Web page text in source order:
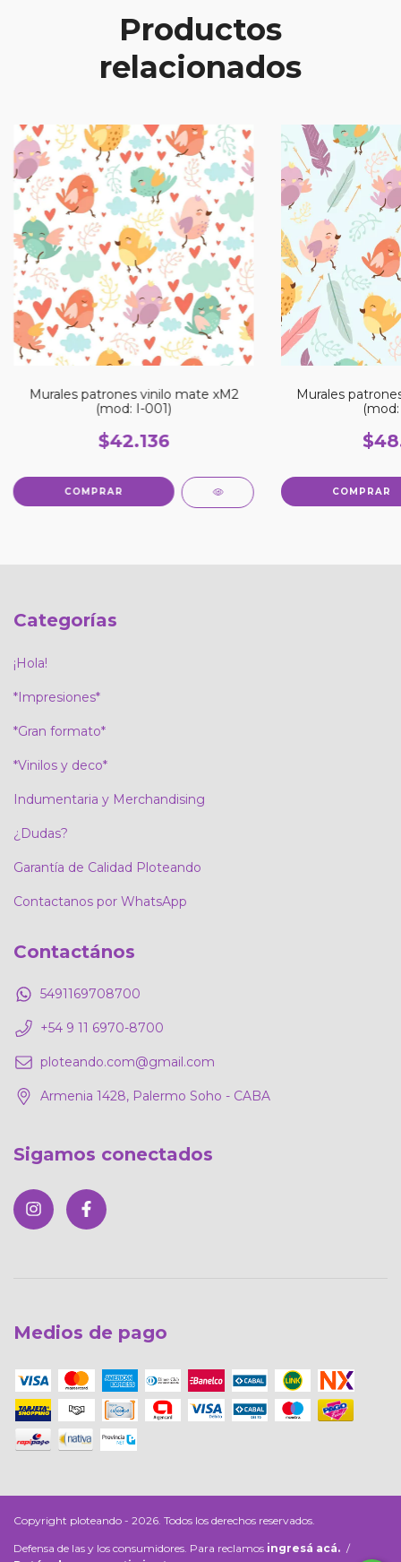
Productos
relacionados
Murales patrones vinilo mate xM2
(mod: I-001)
$42.136
Murales
Categorías
¡Hola!
*Impresiones*
*Gran formato*
*Vinilos y deco*
Indumentaria y Merchandising
¿Dudas?
Garantía de Calidad Ploteando
Contactanos por WhatsApp
Contactános
5491169708700
+54 9 11 6970-8700
ploteando.com@gmail.com
Armenia 1428, Palermo Soho - CABA
Sigamos conectados
Medios de pago
Copyright ploteando - 2026. Todos los derechos reservados.
Defensa de las y los consumidores. Para reclamos ingresá acá. /